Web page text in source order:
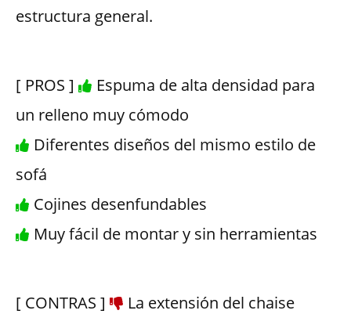
estructura general.
[ PROS ]
Espuma de alta densidad para
un relleno muy cómodo
Diferentes diseños del mismo estilo de
sofá
Cojines desenfundables
Muy fácil de montar y sin herramientas
[ CONTRAS ]
La extensión del chaise